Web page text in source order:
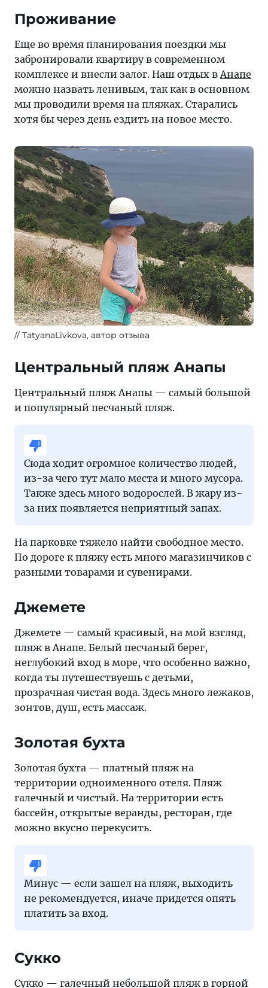
Проживание
Еще во время планирования поездки мы
забронировали квартиру в современном
комплексе и внесли залог. Наш отдых вАнапе
можно назвать ленивым, так как в основном
мы проводили время на пляжах. Старались
хотя бы через день ездить на новое место.
TatyanaLivkova, автор отзыва
Центральный пляж Анапы
Центральный пляж Анапы — самый большой
и популярный песчаный пляж.
Сюда ходит огромное количество людей,
из-за чего тут мало места и много мусора.
Также здесь много водорослей. В жару из-
за них появляется неприятный запах.
На парковке тяжело найти свободное место.
По дороге к пляжу есть много магазинчиков с
разными товарами и сувенирами.
Джемете
Джемете — самый красивый, на мой взгляд,
пляж в Анапе. Белый песчаный берег,
неглубокий вход в море, что особенно важно,
когда ты путешествуешь с детьми,
прозрачная чистая вода. Здесь много лежаков,
зонтов, душ, есть массаж.
Золотая бухта
Золотая бухта — платный пляж на
территории одноименного отеля. Пляж
галечный и чистый. На территории есть
бассейн, открытые веранды, ресторан, где
можно вкусно перекусить.
Минус — если зашел на пляж, выходить
не рекомендуется, иначе придется опять
платить за вход.
Сукко
Сукко — галечный небольшой пляж в горной